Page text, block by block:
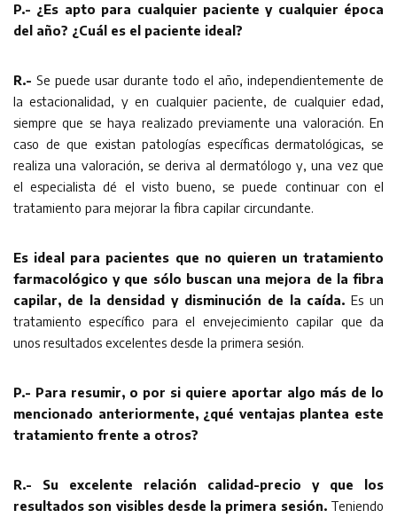
P.- ¿Es apto para cualquier paciente y cualquier época
del año? ¿Cuál es el paciente ideal?
R.- Se puede usar durante todo el año, independientemente de
la estacionalidad, y en cualquier paciente, de cualquier edad,
siempre que se haya realizado previamente una valoración. En
caso de que existan patologías específicas dermatológicas, se
realiza una valoración, se deriva al dermatólogo y, una vez que
el especialista dé el visto bueno, se puede continuar con el
tratamiento para mejorar la fibra capilar circundante.
Es ideal para pacientes que no quieren un tratamiento
farmacológico y que sólo buscan una mejora de la fibra
capilar, de la densidad y disminución de la caída. Es un
tratamiento específico para el envejecimiento capilar que da
unos resultados excelentes desde la primera sesión.
P.- Para resumir, o por si quiere aportar algo más de lo
mencionado anteriormente, ¿qué ventajas plantea este
tratamiento frente a otros?
R.-
Su excelente relación calidad-precio y que los
resultados son visibles desde la primera sesión. Teniendo